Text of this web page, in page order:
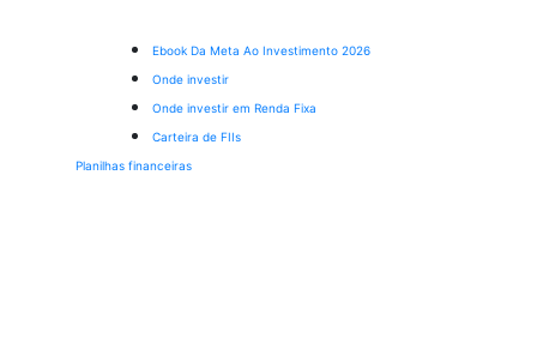
Ebook Da Meta Ao Investimento 2026
Onde investir
Onde investir em Renda Fixa
Carteira de FIIs
Planilhas financeiras